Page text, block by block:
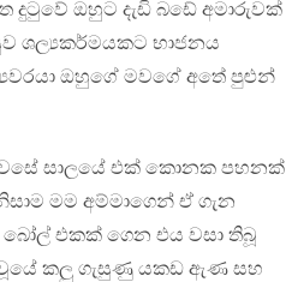
දුටුවේ ඔහුට දැඩි බඩේ අමාරුවක්
ශල්‍යකර්මයකට භාජනය
ඔහුගේ මවගේ අතේ පුළුන්
සාලයේ එක් කොනක පහනක්
මම අම්මාගෙන් ඒ ගැන
එකක් ගෙන එය වසා තිබූ
වූයේ කලු ගැසුණු යකඩ ඇණ සහ